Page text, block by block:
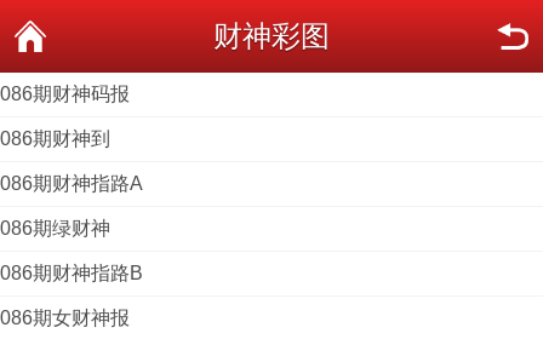
财神彩图
086期财神码报
086期财神到
086期财神指路A
086期绿财神
086期财神指路B
086期女财神报